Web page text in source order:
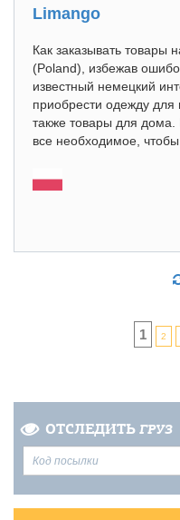
Limango
Как заказывать товары
(Poland), избежав
известный немецкий
приобрести одежду
также товары для дома.
все необходимое, чтобы
1 2
ОТСЛЕДИТЬ ГРУЗ